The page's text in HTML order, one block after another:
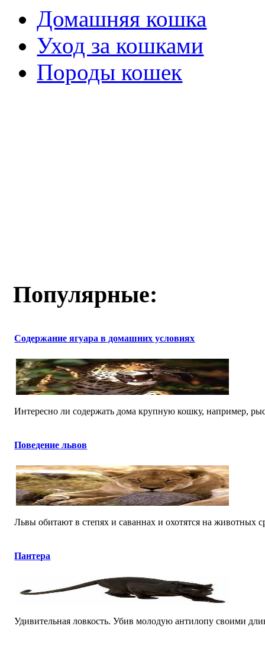
Домашняя кошка
Уход за кошками
Породы кошек
Популярные:
Содержание ягуара в домашних условиях
Интересно ли содержать дома крупную кошку, например,
Поведение львов
Львы обитают в степях и саваннах и охотятся на животных
Пантера
Удивительная ловкость. Убив молодую антилопу своими